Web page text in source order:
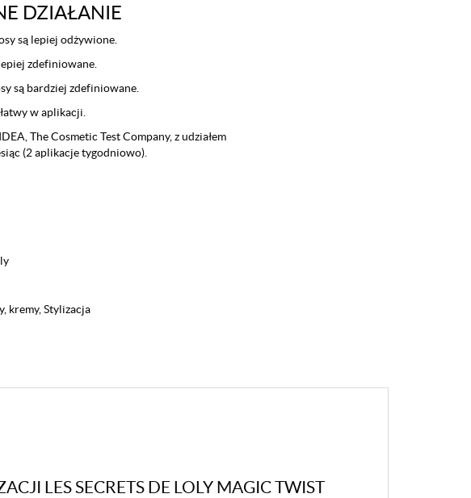
DZIAŁANIE
są lepiej odżywione.
zdefiniowane.
są bardziej zdefiniowane.
w aplikacji.
The Cosmetic Test Company, z udziałem
(2 aplikacje tygodniowo).
kremy, Stylizacja
LES SECRETS DE LOLY MAGIC TWIST